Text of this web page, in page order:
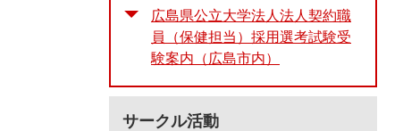
広島県公立大学法人法人契約職
員（保健担当）採用選考試験受
験案内（広島市内）
サークル活動